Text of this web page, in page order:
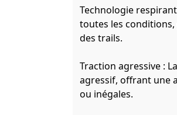
Technologie
toutes les
des trails.
Traction agressive :
agressif, offrant une
ou inégales.